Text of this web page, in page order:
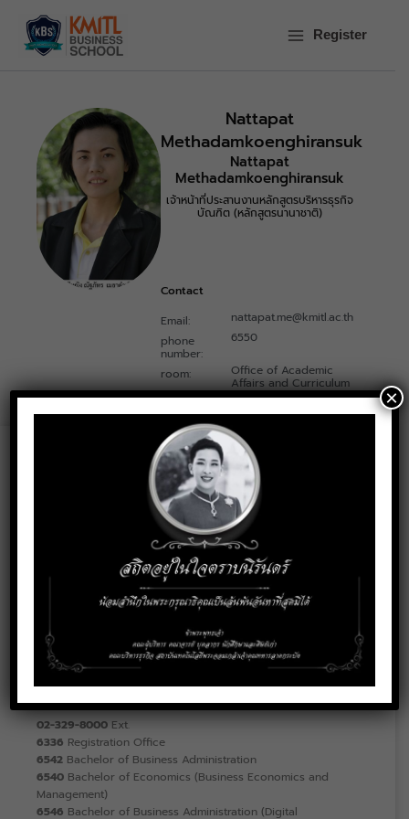
content
Register
Nattapat
Methadamkoenghiransuk
Nattapat
Methadamkoenghiransuk
เจ้าหน้าที่ประสานงานหลักสูตรบริหารธุรกิจ
บัณฑิต (หลักสูตรนานาชาติ)
Contact
Email:
nattapat.me@kmitl.ac.th
phone
number:
6550
room: Office of Academic
Affairs and Curriculum
Address
1 Chalongkrung Road, Lat Krabang, Bangkok
10520
telephone
02-329-8000 Ext.
6336 Registration Office
6542 Bachelor of Business Administration
6540 Bachelor of Economics (Business Economics and
Management)
6546 Bachelor of Business Administration (Digital
×